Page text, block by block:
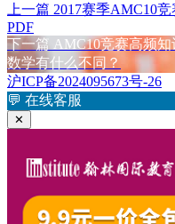
文
章
导
航
上一篇 上
文
章：
2017赛季AMC10
PDF
下一篇 下
篇
文
章：
AMC10竞赛高频
数学有什么不同？
沪ICP备2024095673号-26
💬 在线客服
✕